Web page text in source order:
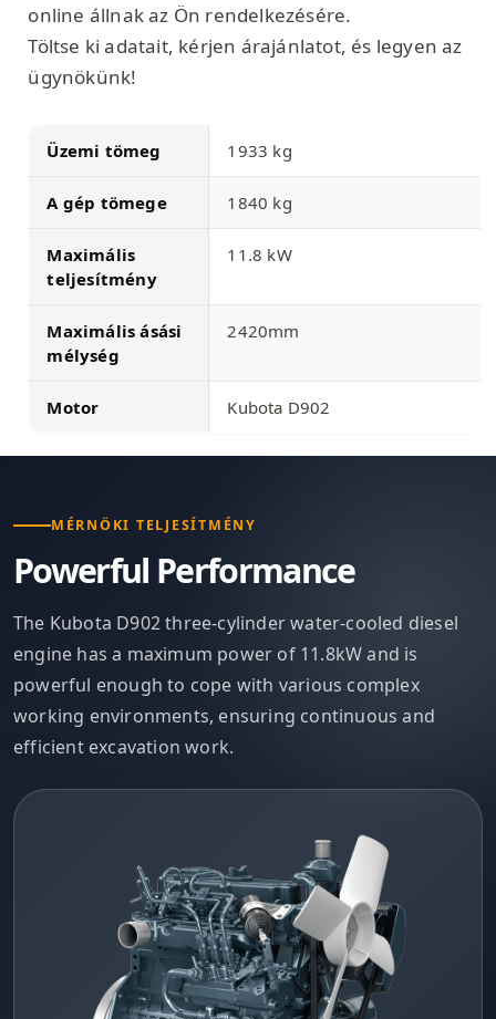
online állnak az Ön rendelkezésére.
Töltse ki adatait, kérjen árajánlatot, és legyen az
ügynökünk!
Üzemi tömeg 1933 kg
A gép tömege 1840 kg
Maximális
teljesítmény
11.8 kW
Maximális ásási
mélység
2420mm
Motor Kubota D902
MÉRNÖKI TELJESÍTMÉNY
Powerful Performance
The Kubota D902 three-cylinder water-cooled diesel
engine has a maximum power of 11.8kW and is
powerful enough to cope with various complex
working environments, ensuring continuous and
efficient excavation work.